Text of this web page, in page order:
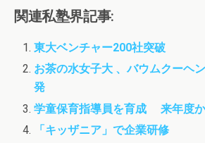
c
e
o
o
t
e
r
o
関連私塾界記事:
東大ベンチャー200社突破
お茶の水女子大 、バウムクー
発
学童保育指導員を育成 来年度
「キッザニア」で企業研修